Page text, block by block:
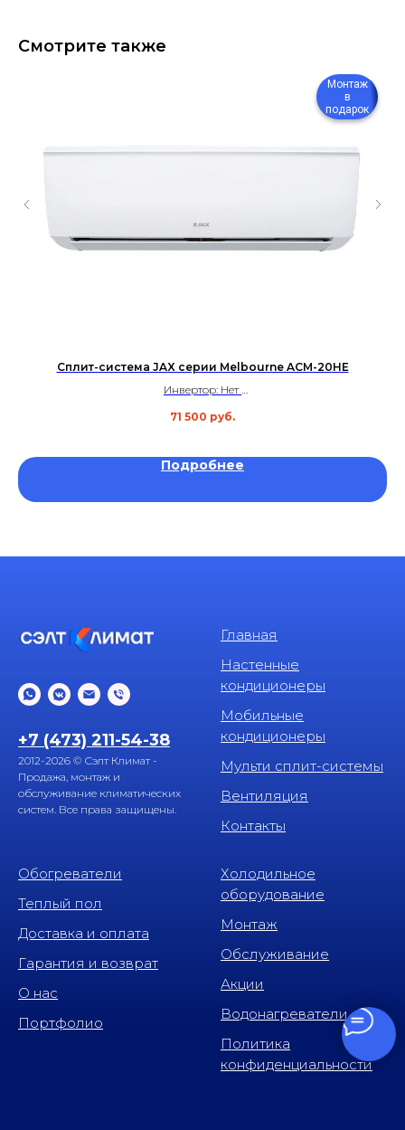
Смотрите также
Монтаж
в
подарок
Сплит-система JAX серии Melbourne ACM-20HE
Инвертор: Нет
Уровень шума: 31 дБ
71 500 руб.
Подробнее
+7 (473) 211-54-38
2012-2026 © Сэлт Климат -
Продажа, монтаж и
обслуживание климатических
систем. Все права защищены.
Главная
Настенные
кондиционеры
Мобильные
кондиционеры
Мульти сплит-системы
Вентиляция
Контакты
Обогреватели
Теплый пол
Доставка и оплата
Гарантия и возврат
О нас
Портфолио
Холодильное
оборудование
Монтаж
Обслуживание
Акции
Водонагреватели
Политика
конфиденциальности